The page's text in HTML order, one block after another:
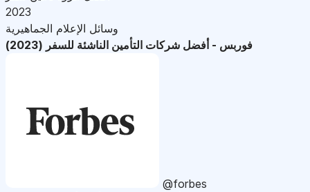
2023
وسائل الإعلام الجماهيرية
فوربس - أفضل شركات التأمين الناشئة للسفر (2023)
@forbes